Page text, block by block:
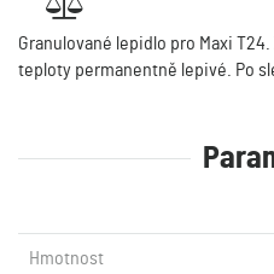
Granulované lepidlo pro Maxi
teploty permanentně lepivé. Po
Hmotnost